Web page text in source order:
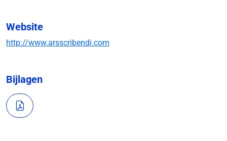
Website
http://www.arsscribendi.com
Bijlagen